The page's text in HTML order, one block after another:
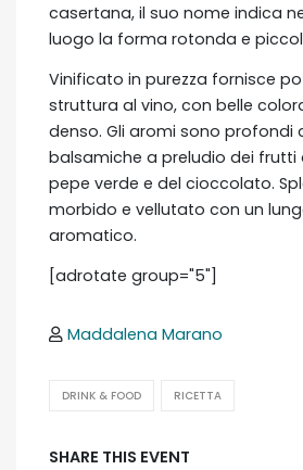
casertana, il suo nome indica
luogo la forma rotonda e
Vinificato in purezza fornisce
struttura al vino, con belle
denso. Gli aromi sono profondi
balsamiche a preludio dei frutti
pepe verde e del cioccolato.
morbido e vellutato con un
aromatico.
[adrotate group="5"]
Maddalena Marano
DRINK & FOOD RICETTA
SHARE THIS EVENT